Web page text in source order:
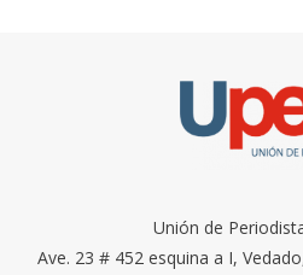
Unión de
Ave. 23 # 452 esquina a I,